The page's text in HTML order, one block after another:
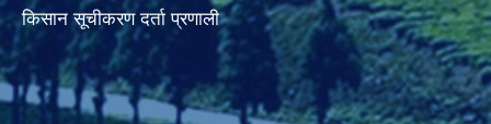
किसान सूचीकरण दर्ता प्रणाली